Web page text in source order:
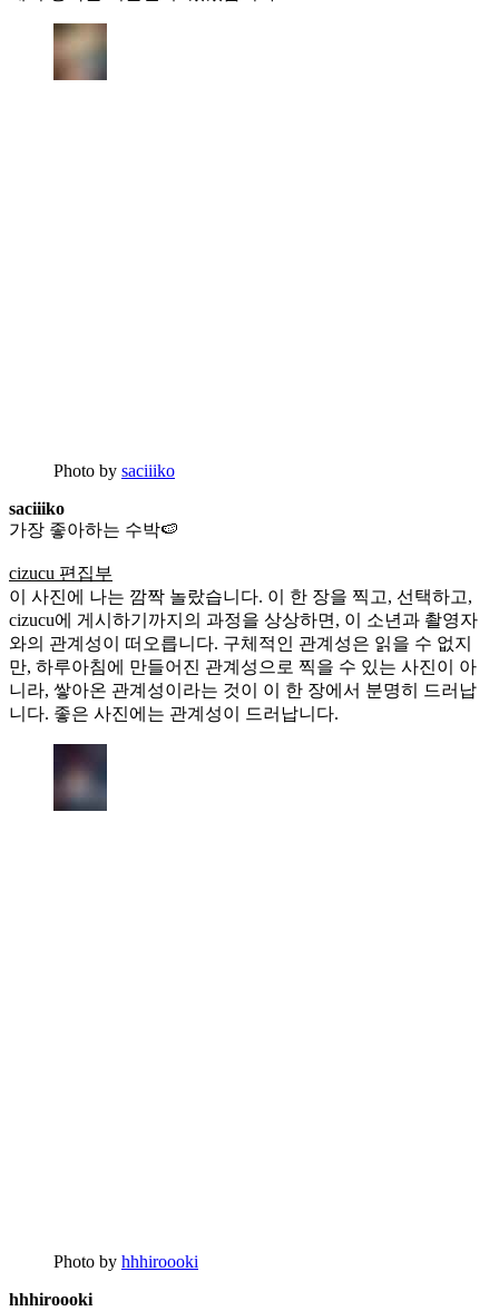
Photo by saciiiko
saciiiko
가장 좋아하는 수박🍉
cizucu 편집부
이 사진에 나는 깜짝 놀랐습니다. 이 한 장을 찍고, 선택하고,
cizucu에 게시하기까지의 과정을 상상하면, 이 소년과 촬영자
와의 관계성이 떠오릅니다. 구체적인 관계성은 읽을 수 없지
만, 하루아침에 만들어진 관계성으로 찍을 수 있는 사진이 아
니라, 쌓아온 관계성이라는 것이 이 한 장에서 분명히 드러납
니다. 좋은 사진에는 관계성이 드러납니다.
Photo by hhhiroooki
hhhiroooki